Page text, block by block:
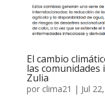
El cambio
las
Zulia
por clima21 | Jul